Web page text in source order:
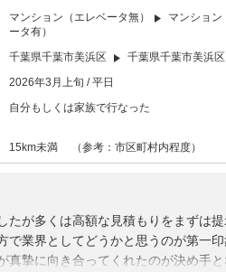
マンション（エレベータ無）
マンション
ータ有）
千葉県千葉市美浜区
千葉県千葉市美浜区
2026年3月上旬 / 平日
自分もしくは家族で行なった
15km未満 （参考：市区町村内程度）
たが多くは高額な見積もりをまずは
で業界としてどうかと思うのが第一
真摯に向き合ってくれたのが決め手